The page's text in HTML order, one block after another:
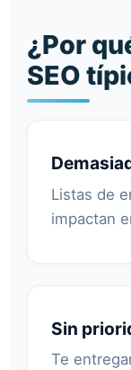
¿Por
SEO
Listas de
impactan
Sin
Te